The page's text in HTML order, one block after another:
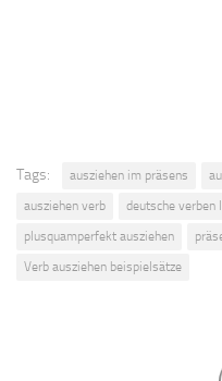
Tags: ausziehen im präsens
ausziehen verb
deutsche verben
plusquamperfekt ausziehen
Verb ausziehen beispielsätze